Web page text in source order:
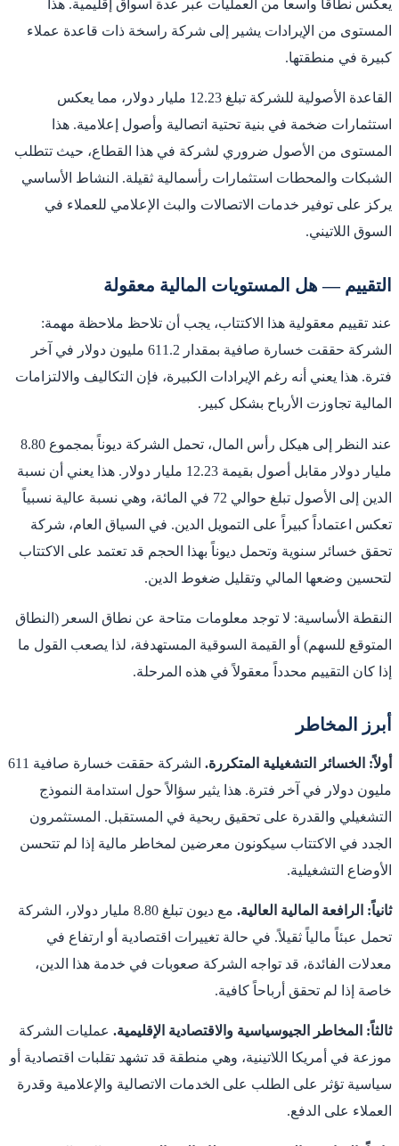
يعكس نطاقاً واسعاً من العمليات عبر عدة أسواق إقليمية. هذا
المستوى من الإيرادات يشير إلى شركة راسخة ذات قاعدة عملاء
كبيرة في منطقتها.
القاعدة الأصولية للشركة تبلغ 12.23 مليار دولار، مما يعكس
استثمارات ضخمة في بنية تحتية اتصالية وأصول إعلامية. هذا
المستوى من الأصول ضروري لشركة في هذا القطاع، حيث تتطلب
الشبكات والمحطات استثمارات رأسمالية ثقيلة. النشاط الأساسي
يركز على توفير خدمات الاتصالات والبث الإعلامي للعملاء في
السوق اللاتيني.
التقييم — هل المستويات المالية معقولة
عند تقييم معقولية هذا الاكتتاب، يجب أن تلاحظ ملاحظة مهمة:
الشركة حققت خسارة صافية بمقدار 611.2 مليون دولار في آخر
فترة. هذا يعني أنه رغم الإيرادات الكبيرة، فإن التكاليف والالتزامات
المالية تجاوزت الأرباح بشكل كبير.
عند النظر إلى هيكل رأس المال، تحمل الشركة ديوناً بمجموع 8.80
مليار دولار مقابل أصول بقيمة 12.23 مليار دولار. هذا يعني أن نسبة
الدين إلى الأصول تبلغ حوالي 72 في المائة، وهي نسبة عالية نسبياً
تعكس اعتماداً كبيراً على التمويل الدين. في السياق العام، شركة
تحقق خسائر سنوية وتحمل ديوناً بهذا الحجم قد تعتمد على الاكتتاب
لتحسين وضعها المالي وتقليل ضغوط الدين.
النقطة الأساسية: لا توجد معلومات متاحة عن نطاق السعر (النطاق
المتوقع للسهم) أو القيمة السوقية المستهدفة، لذا يصعب القول ما
إذا كان التقييم محدداً معقولاً في هذه المرحلة.
أبرز المخاطر
أولاً: الخسائر التشغيلية المتكررة.
الشركة حققت خسارة صافية 611
مليون دولار في آخر فترة. هذا يثير سؤالاً حول استدامة النموذج
التشغيلي والقدرة على تحقيق ربحية في المستقبل. المستثمرون
الجدد في الاكتتاب سيكونون معرضين لمخاطر مالية إذا لم تتحسن
الأوضاع التشغيلية.
ثانياً: الرافعة المالية العالية.
مع ديون تبلغ 8.80 مليار دولار، الشركة
تحمل عبئاً مالياً ثقيلاً. في حالة تغييرات اقتصادية أو ارتفاع في
معدلات الفائدة، قد تواجه الشركة صعوبات في خدمة هذا الدين،
خاصة إذا لم تحقق أرباحاً كافية.
ثالثاً: المخاطر الجيوسياسية والاقتصادية الإقليمية. عمليات الشركة
موزعة في أمريكا اللاتينية، وهي منطقة قد تشهد تقلبات اقتصادية أو
سياسية تؤثر على الطلب على الخدمات الاتصالية والإعلامية وقدرة
العملاء على الدفع.